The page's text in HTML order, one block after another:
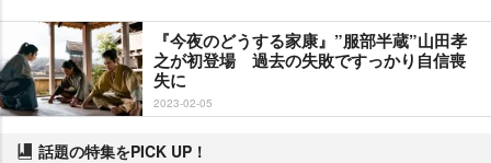
『今夜のどうする家康』”服部半蔵”山田孝
之が初登場 過去の失敗ですっかり自信喪
失に
2023-02-05
話題の特集をPICK UP！